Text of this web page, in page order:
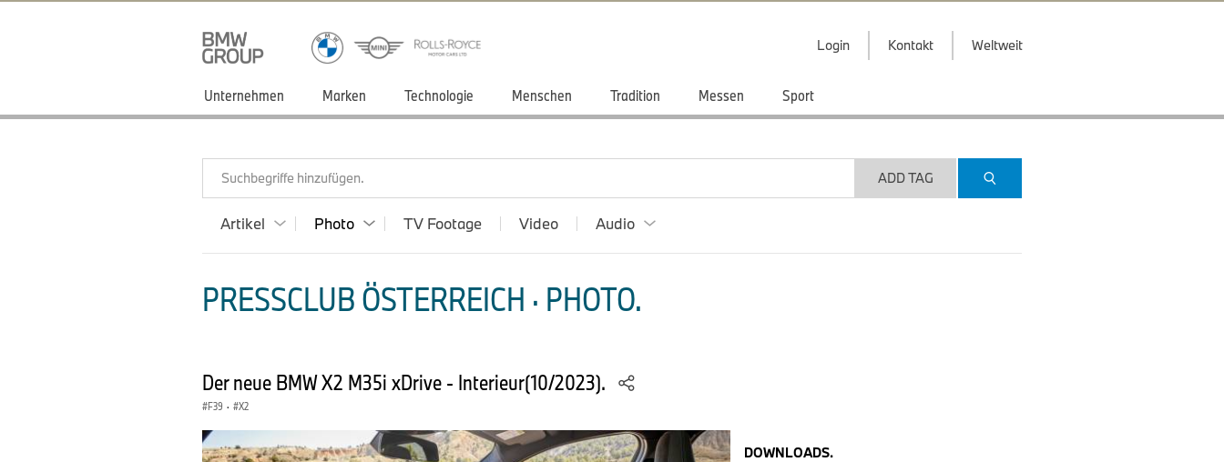
Login Kontakt Weltweit
Unternehmen Marken Technologie Menschen Tradition Messen Sport
Suchbegriffe hinzufügen. ADD TAG
Artikel Photo TV Footage Video Audio
PRESSCLUB ÖSTERREICH · PHOTO.
Der neue BMW X2 M35i xDrive - Interieur(10/2023).
F39 · X2
DOWNLOADS.